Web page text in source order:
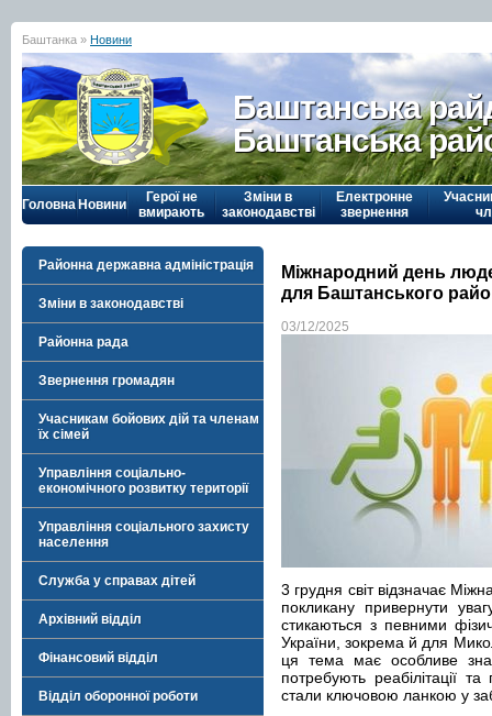
Баштанка » Новини
Баштанська
Баштанська
Головна Новини
Герої не
вмирають
Зміни в
законодавстві
Електронне
звернення
Районна державна адміністрація
Зміни в законодавстві
Районна рада
Звернення громадян
Учасникам бойових дій та членам
їх сімей
Управління соціально-
економічного розвитку території
Управління соціального захисту
населення
Служба у справах дітей
Архівний відділ
Фінансовий відділ
Відділ оборонної роботи
Міжнародний день
для Баштанського
03/12/2025
3 грудня світ відзначає
покликану привернути
стикаються з певними
України, зокрема й для
ця тема має особливе
потребують реабілітації
стали ключовою ланкою у